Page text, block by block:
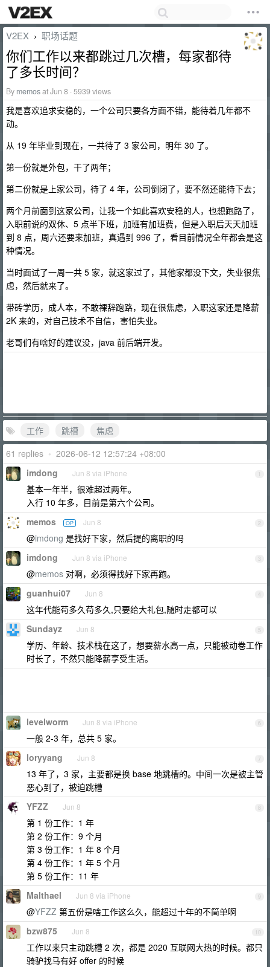
V2EX › 职场话题
你们工作以来都跳过几次槽，每家都待
了多长时间？
By memosat Jun 8 · 5939 views
我是喜欢追求安稳的，一个公司只要各方面不错，能待着几年都不
动。
从 19 年毕业到现在，一共待了 3 家公司，明年 30 了。
第一份就是外包，干了两年；
第二份就是上家公司，待了 4 年，公司倒闭了，要不然还能待下去；
两个月前面到这家公司，让我一个如此喜欢安稳的人，也想跑路了，
入职前说的双休、5 点半下班，加班有加班费，但是入职后天天加班
到 8 点，周六还要来加班，真遇到 996 了，看目前情况全年都会是这
种情况。
当时面试了一周一共 5 家，就这家过了，其他家都没下文，失业很焦
虑，然后就来了。
带砖学历，成人本，不敢裸辞跑路，现在很焦虑，入职这家还是降薪
2K 来的，对自己技术不自信，害怕失业。
老哥们有啥好的建议没，java 前后端开发。
工作 跳槽
焦虑
61 replies • 2026-06-12 12:57:24 +08:00
1
imdong Jun 8 via iPhone
基本一年半，很难超过两年。
入行 10 年多，目前是第六个公司。
2
memos OP Jun 8
@imdong 是找好下家，然后提的离职的吗
3
imdong Jun 8 via iPhone
@memos 对啊，必须得找好下家再跑。
4
guanhui07 Jun 8
这年代能苟多久苟多久,只要给大礼包,随时走都可以
5
Sundayz Jun 8
学历、年龄、技术栈在这了，想要薪水高一点，只能被动卷工作
时长了，不然只能降薪享受生活。
6
levelworm Jun 8 via iPhone
一般 2-3 年，总共 5 家。
7
loryyang Jun 8
13 年了，3 家，主要都是换 base 地跳槽的。中间一次是被主管
恶心到了，被迫跳槽
8
YFZZ Jun 8
第 1 份工作：1 年
第 2 份工作：9 个月
第 3 份工作：1 年 8 个月
第 4 份工作：1 年 5 个月
第 5 份工作：11 年
9
Malthael Jun 8 via iPhone
@YFZZ 第五份是啥工作这么久，能超过十年的不简单啊
10
bzw875 Jun 8
工作以来只主动跳槽 2 次，都是 2020 互联网大热的时候。都只
骑驴找马有好 offer 的时候